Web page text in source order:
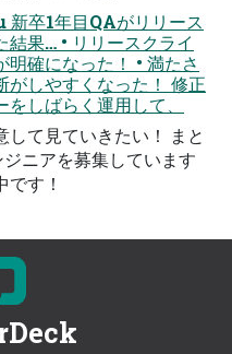
卒1年目QAがリリース
果… • リリースクライ
確になった！ • 満たさ
がしやすくなった！ 修正
しばらく運用して、
て見ていきたい！ まと
ニアを募集しています
す！